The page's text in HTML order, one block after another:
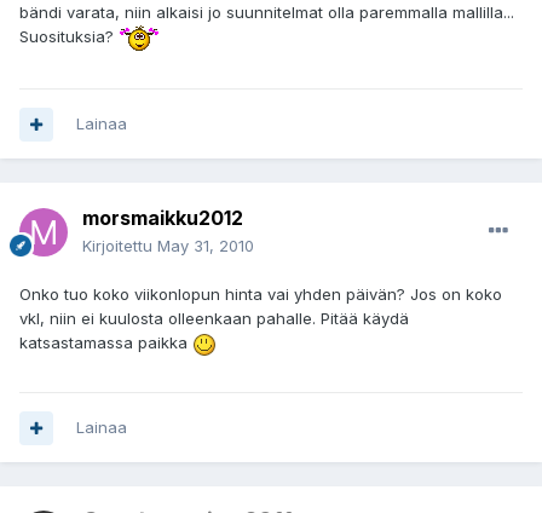
bändi varata, niin alkaisi jo suunnitelmat olla paremmalla mallilla...
Suosituksia?
Lainaa
morsmaikku2012
Kirjoitettu May 31, 2010
Onko tuo koko viikonlopun hinta vai yhden päivän? Jos on koko
vkl, niin ei kuulosta olleenkaan pahalle. Pitää käydä
katsastamassa paikka
Lainaa